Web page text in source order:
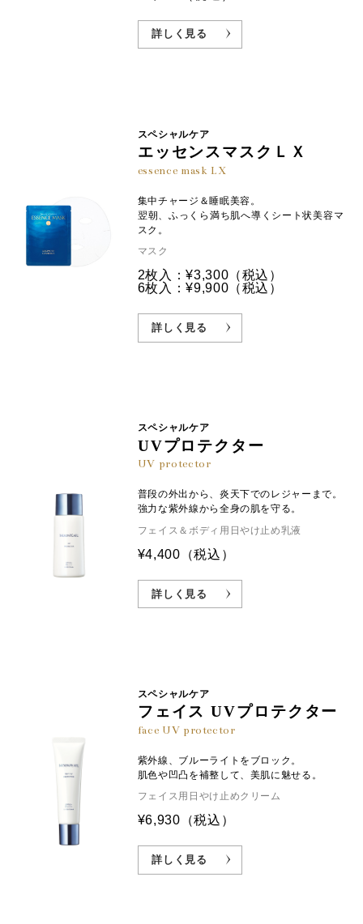
詳しく見る
スペシャルケア
エッセンスマスクＬＸ
essence mask LX
集中チャージ＆睡眠美容。
翌朝、ふっくら満ち肌へ導くシート状美容マ
スク。
マスク
2枚入：¥3,300 （税込）
6枚入：¥9,900 （税込）
詳しく見る
スペシャルケア
UVプロテクター
UV protector
普段の外出から、炎天下でのレジャーまで。
強力な紫外線から全身の肌を守る。
フェイス＆ボディ用日やけ止め乳液
¥4,400 （税込）
詳しく見る
スペシャルケア
フェイス UVプロテクター
face UV protector
紫外線、ブルーライトをブロック。
肌色や凹凸を補整して、美肌に魅せる。
フェイス用日やけ止めクリーム
¥6,930 （税込）
詳しく見る